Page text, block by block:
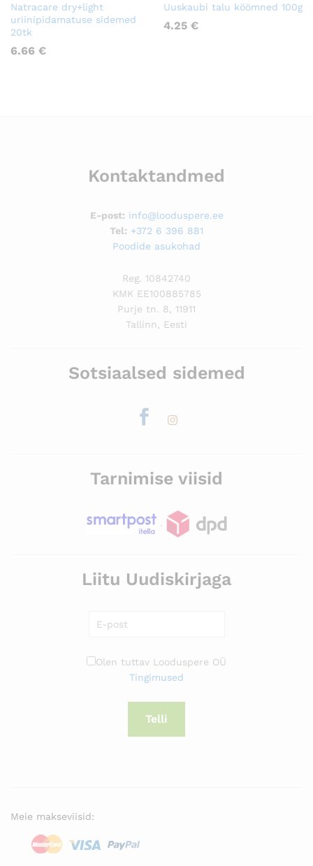
Natracare dry+light
uriinipidamatuse sidemed
20tk
6.66 €
Uuskaubi talu köömned 100g
4.25 €
Kontaktandmed
E-post: info@looduspere.ee
Tel: +372 6 396 881
Poodide asukohad
Reg. 10842740
KMK EE100885785
Purje tn. 8, 11911
Tallinn, Eesti
Sotsiaalsed sidemed
Tarnimise viisid
.
Liitu Uudiskirjaga
Olen tuttav Looduspere OÜ
Tingimused
Telli
Meie makseviisid: